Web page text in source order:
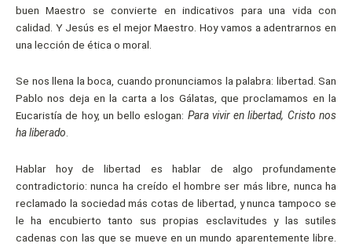
buen Maestro se convierte en indicativos para una vida con
calidad. Y Jesús es el mejor Maestro. Hoy vamos a adentrarnos en
una lección de ética o moral.
Se nos llena la boca, cuando pronunciamos la palabra: libertad. San
Pablo nos deja en la carta a los Gálatas, que proclamamos en la
Eucaristía de hoy, un bello eslogan: Para vivir en libertad, Cristo nos
ha liberado
Hablar hoy de libertad es hablar de algo profundamente
contradictorio: nunca ha creído el hombre ser más libre, nunca ha
reclamado la sociedad más cotas de libertad, y nunca tampoco se
le ha encubierto tanto sus propias esclavitudes y las sutiles
cadenas con las que se mueve en un mundo aparentemente libre.